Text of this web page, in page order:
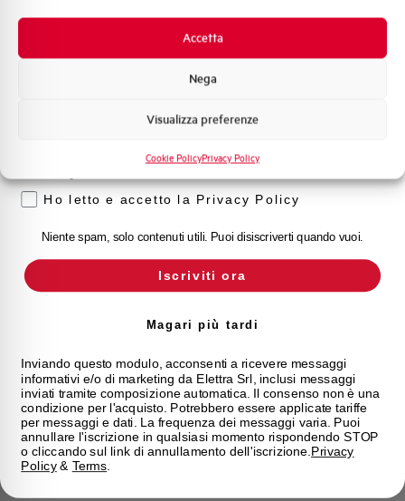
Accetta
Nega
Visualizza preferenze
Cookie PolicyPrivacy Policy
Promozioni e offerte
Formazione tecnica
Voglio ricevere aggiornamenti, novità di
Ho letto e accetto la Privacy Policy
Niente spam, solo contenuti utili. Puoi disiscriverti quando vuoi.
Iscriviti ora
Magari più tardi
Inviando questo modulo, acconsenti a ricevere messaggi
informativi e/o di marketing da Elettra Srl, inclusi messaggi
inviati tramite composizione automatica. Il consenso non è una
condizione per l'acquisto. Potrebbero essere applicate tariffe
per messaggi e dati. La frequenza dei messaggi varia. Puoi
annullare l'iscrizione in qualsiasi momento rispondendo STOP
o cliccando sul link di annullamento dell'iscrizione. Privacy
Policy& Terms